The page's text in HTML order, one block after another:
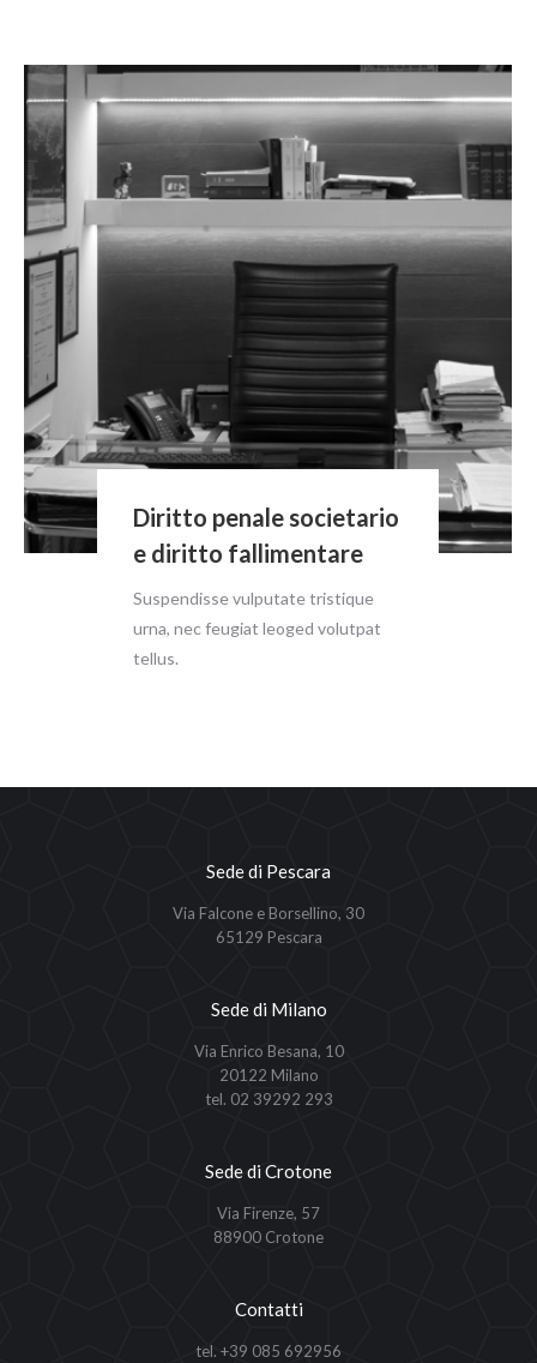
Diritto penale societario
e diritto fallimentare
Suspendisse vulputate tristique
urna, nec feugiat leoged volutpat
tellus.
Sede di Pescara
Via Falcone e Borsellino, 30
65129 Pescara
Sede di Milano
Via Enrico Besana, 10
20122 Milano
tel. 02 39292 293
Sede di Crotone
Via Firenze, 57
88900 Crotone
Contatti
tel. +39 085 692956